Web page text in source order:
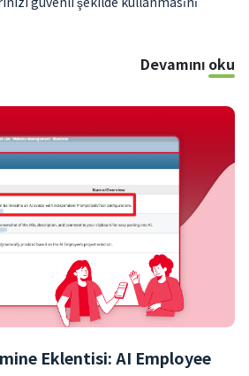
Devamını oku
Eklentisi: AI Employee